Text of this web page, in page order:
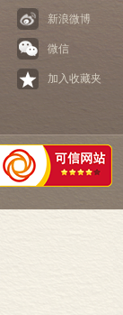
新浪微博
微信
加入收藏夹